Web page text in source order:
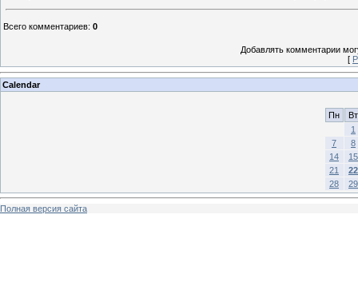
Всего комментариев: 0
Добавлять комментарии
[
Calendar
Пн
Вт
1
7
8
14
15
21
22
28
29
Полная версия сайта